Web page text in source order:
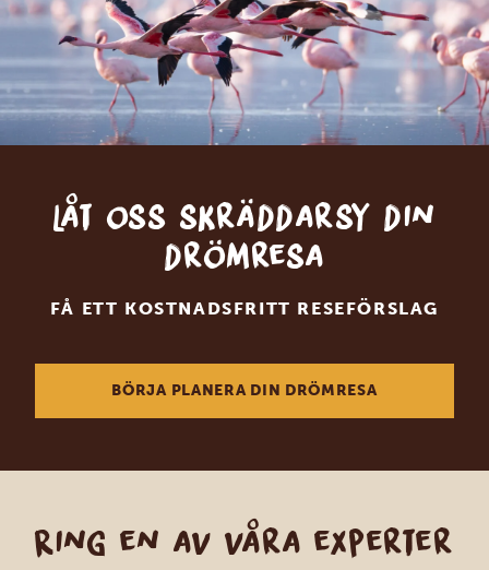
Låt oss skräddarsy din
drömresa
FÅ ETT KOSTNADSFRITT RESEFÖRSLAG
BÖRJA PLANERA DIN DRÖMRESA
Ring en av våra experter